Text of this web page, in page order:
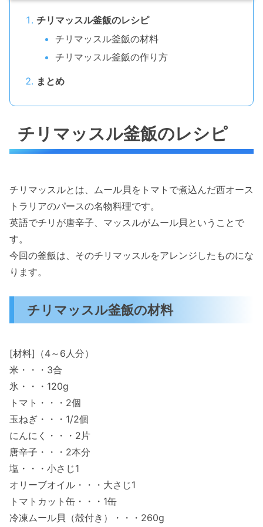
チリマッスル釜飯のレシピ
チリマッスル釜飯の材料
チリマッスル釜飯の作り方
まとめ
チリマッスル釜飯のレシピ
チリマッスルとは、ムール貝をトマトで煮込んだ西オース
トラリアのパースの名物料理です。
英語でチリが唐辛子、マッスルがムール貝ということで
す。
今回の釜飯は、そのチリマッスルをアレンジしたものにな
ります。
チリマッスル釜飯の材料
[材料]（4～6人分）
米・・・3合
氷・・・120g
トマト・・・2個
玉ねぎ・・・1/2個
にんにく・・・2片
唐辛子・・・2本分
塩・・・小さじ1
オリーブオイル・・・大さじ1
トマトカット缶・・・1缶
冷凍ムール貝（殻付き）・・・260g